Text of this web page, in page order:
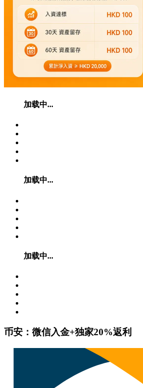
加载中...
加载中...
加载中...
币安：微信入金+独家20%返利